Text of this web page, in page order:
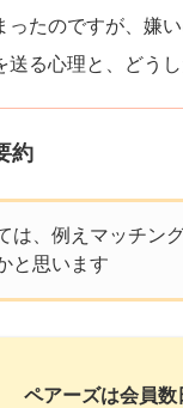
ったのですが、嫌
送る心理と、どう
約
は、例えマッチン
と思います
ペアーズは会員数